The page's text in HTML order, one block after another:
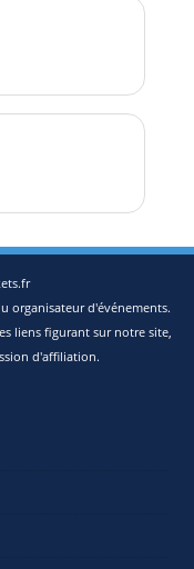
organisateur d'événements.
liens figurant sur notre site,
d'affiliation.